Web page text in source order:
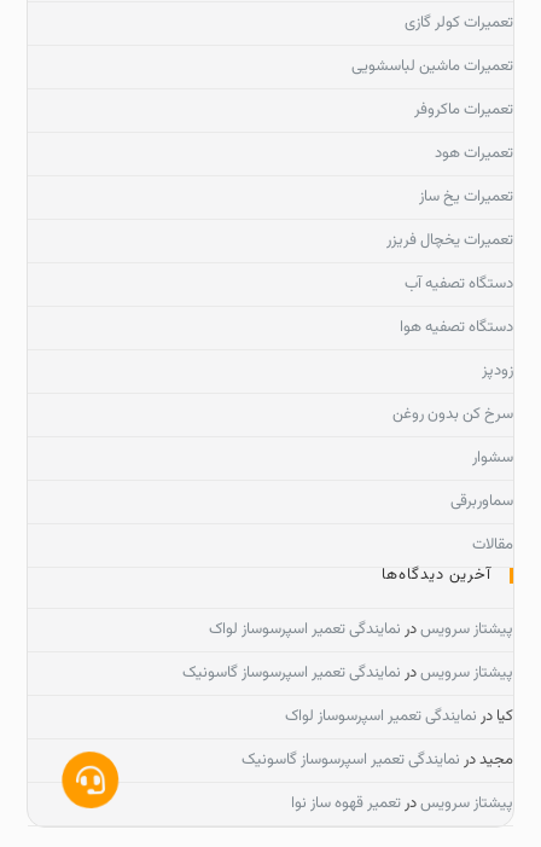
تعمیرات کولر گازی
تعمیرات ماشین لباسشویی
تعمیرات ماکروفر
تعمیرات هود
تعمیرات یخ ساز
تعمیرات یخچال فریزر
دستگاه تصفیه آب
دستگاه تصفیه هوا
زودپز
سرخ کن بدون روغن
سشوار
سماوربرقی
مقالات
آخرین دیدگاه‌ها
پیشتاز سرویسدر نمایندگی تعمیر اسپرسوساز لواک
پیشتاز سرویسدر نمایندگی تعمیر اسپرسوساز گاسونیک
کیا در نمایندگی تعمیر اسپرسوساز لواک
مجیددر نمایندگی تعمیر اسپرسوساز گاسونیک
پیشتاز سرویسدرتعمیر قهوه ساز نوا